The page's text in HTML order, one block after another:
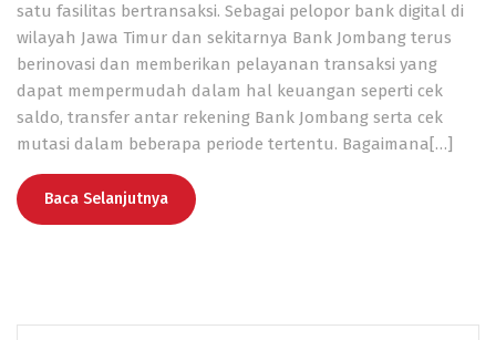
satu fasilitas bertransaksi. Sebagai pelopor bank digital di
wilayah Jawa Timur dan sekitarnya Bank Jombang terus
berinovasi dan memberikan pelayanan transaksi yang
dapat mempermudah dalam hal keuangan seperti cek
saldo, transfer antar rekening Bank Jombang serta cek
mutasi dalam beberapa periode tertentu. Bagaimana[…]
Baca Selanjutnya